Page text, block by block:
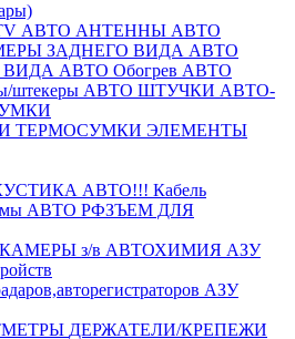
АВТО АНТЕННЫ АВТО
ЗАДНЕГО ВИДА АВТО
АВТО Обогрев АВТО
штекеры АВТО ШТУЧКИ АВТО-
ТЕРМОСУМКИ ЭЛЕМЕНТЫ
АВТО!!! Кабель
АВТО РФЗЪЕМ ДЛЯ
з/в АВТОХИМИЯ АЗУ
АЗУ
ДЕРЖАТЕЛИ/КРЕПЕЖИ